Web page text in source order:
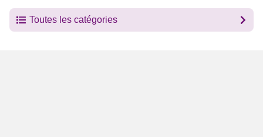
Toutes les catégories